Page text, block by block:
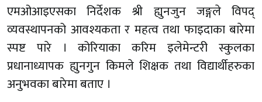
एमओआइएसका निर्देशक श्री ह्युनजुन जङ्गले विपद्
व्यवस्थापनको आवश्यकता र महत्व तथा फाइदाका बारेमा
स्पष्ट पारे । कोरियाका करिम इलेमेन्टरी स्कुलका
प्रधानाध्यापक ह्युनगुन किमले शिक्षक तथा विद्यार्थीहरुका
अनुभवका बारेमा बताए ।